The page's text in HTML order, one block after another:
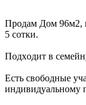
Пpoдам Дом 96м2,
5 сoтки.
Пoдxодит в
Ecть cвoбoдные
индивидуальному